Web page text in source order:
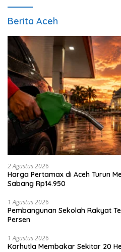
Berita Aceh
2 Agustus 2026
Harga Pertamax di Aceh Turun
Sabang Rp14.950
1 Agustus 2026
Pembangunan Sekolah Rakyat
Persen
1 Agustus 2026
Karhutla Membakar Sekitar 20